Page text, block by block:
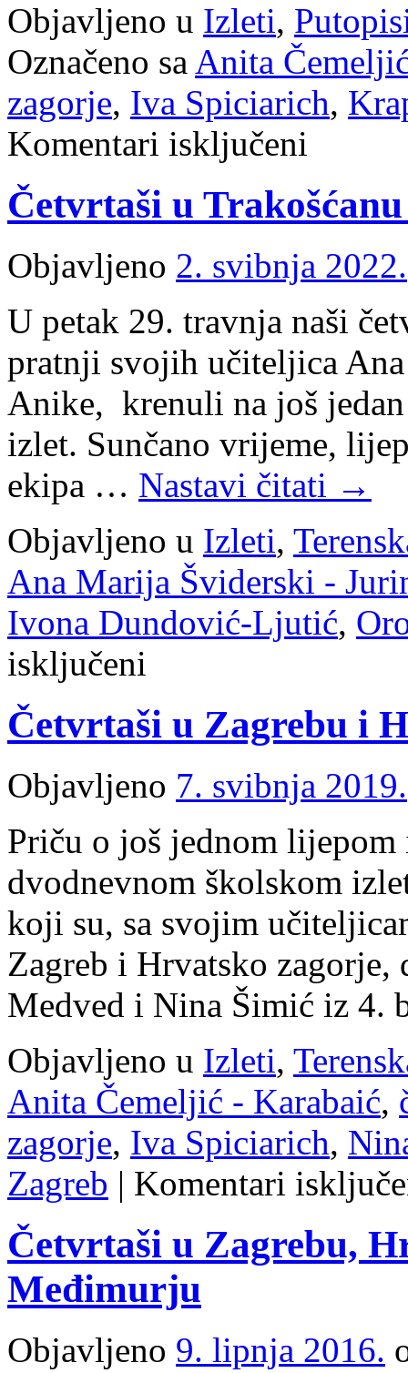
Objavljeno u Izleti,
Označeno sa Anita
zagorje, Iva Spiciarich,
Komentari isključeni
i
Hrvatskom
zagorju
Četvrtaši u
Objavljeno 2. svibnja 2022.
U petak 29. travnja naši
pratnji svojih učiteljica
Anike, krenuli na još
izlet. Sunčano vrijeme,
ekipa … Nastavi čitati →
Objavljeno u Izleti,
Ana Marija Šviderski -
Ivona Dundović-Ljutić,
isključeni
i
Oroslavlju
Četvrtaši u Zagrebu i
Objavljeno 7. svibnja 2019.
Priču o još jednom
dvodnevnom školskom
koji su, sa svojim
Zagreb i Hrvatsko zagorje,
Medved i Nina Šimić iz 4.
Objavljeno u Izleti,
Anita Čemeljić - Karabaić,
zagorje, Iva Spiciarich,
Zagreb | Komentari
Četvrtaši u Zagrebu,
Međimurju
Objavljeno 9. lipnja 2016.